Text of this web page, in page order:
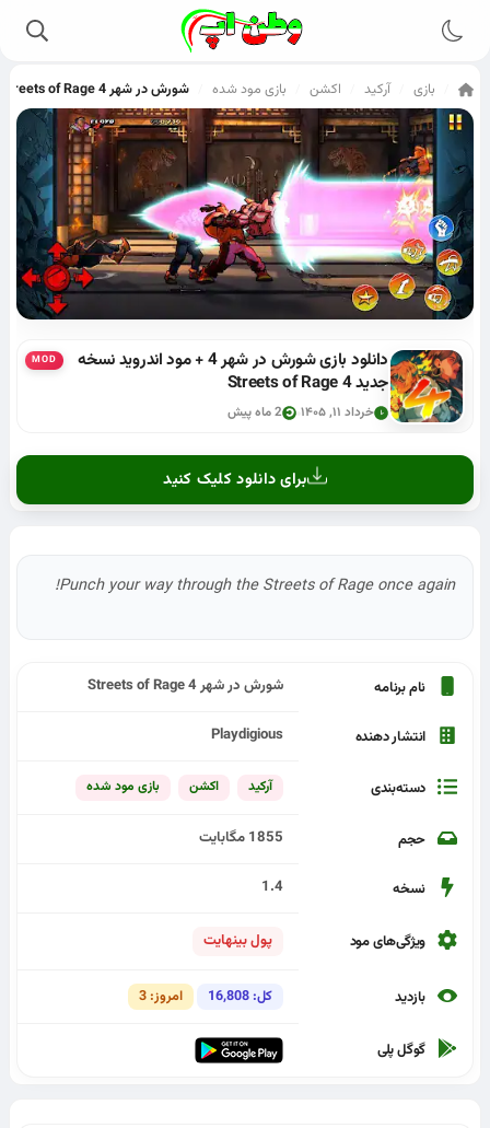
بازی آرکید اکشن بازی مود شده شورش در شهر Streets of Rage 4
دانلود بازی شورش در شهر 4 + مود اندروید نسخه
جدید Streets of Rage 4
MOD
خرداد ۱۱, ۱۴۰۵ 2 ماه پیش
برای دانلود کلیک کنید
Punch your way through the Streets of Rage once again!
نام برنامه شورش در شهر Streets of Rage 4
انتشار دهنده Playdigious
دسته‌بندی آرکید اکشن بازی مود شده
حجم 1855 مگابایت
نسخه 1.4
ویژگی‌های مود پول بینهایت
بازدید کل: 16,808 امروز: 3
گوگل پلی